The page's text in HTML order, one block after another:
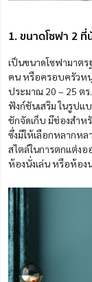
1. ขนาดโซฟา 2
เป็นขนาดโซฟามาต
คน หรือครอบครัวห
ประมาณ 20 – 25 ต
ฟังก์ชันเสริม ในรูปแ
ชักจัดเก็บ มีช่องสำห
ซึ่งมีให้เลือกหลากห
สไตล์ในการตกแต่ง
ห้องนั่งเล่น หรือห้อง